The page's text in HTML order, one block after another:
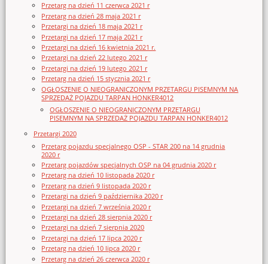
Przetarg na dzień 11 czerwca 2021 r
Przetarg na dzień 28 maja 2021 r
Przetargi na dzień 18 maja 2021 r
Przetargi na dzień 17 maja 2021 r
Przetargi na dzień 16 kwietnia 2021 r.
Przetargi na dzień 22 lutego 2021 r
Przetargi na dzień 19 lutego 2021 r
Przetarg na dzień 15 stycznia 2021 r
OGŁOSZENIE O NIEOGRANICZONYM PRZETARGU PISEMNYM NA
SPRZEDAŻ POJAZDU TARPAN HONKER4012
OGŁOSZENIE O NIEOGRANICZONYM PRZETARGU
PISEMNYM NA SPRZEDAŻ POJAZDU TARPAN HONKER4012
Przetargi 2020
Przetarg pojazdu specjalnego OSP - STAR 200 na 14 grudnia
2020 r
Przetarg pojazdów specjalnych OSP na 04 grudnia 2020 r
Przetarg na dzień 10 listopada 2020 r
Przetarg na dzień 9 listopada 2020 r
Przetargi na dzień 9 października 2020 r
Przetargi na dzień 7 września 2020 r
Przetargi na dzień 28 sierpnia 2020 r
Przetargi na dzień 7 sierpnia 2020
Przetargi na dzień 17 lipca 2020 r
Przetarg na dzień 10 lipca 2020 r
Przetarg na dzień 26 czerwca 2020 r